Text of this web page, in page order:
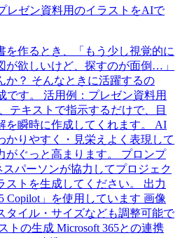
レゼン資料用のイラストをAIで
を作るとき、「もう少し視覚的に
が欲しいけど、探すのが面倒…」
か？ そんなときに活躍するの
です。 活用例：プレゼン資料用
テキストで指示するだけで、目
を瞬時に作成してくれます。 AI
かりやすく・見栄えよく表現して
がぐっと高まります。 プロンプ
スパーソンが協力してプロジェク
ストを生成してください。 出力
Copilot」を使用しています 画像
タイル・サイズなども調整可能で
トの生成 Microsoft 365との連携